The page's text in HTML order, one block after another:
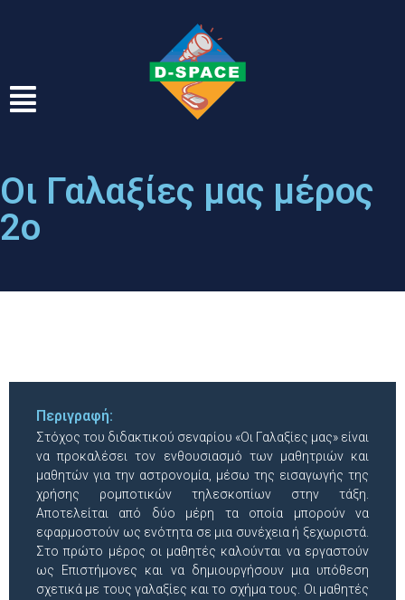
Οι Γαλαξίες μας μέρος
2ο
Περιγραφή:
Στόχος του διδακτικού σεναρίου «Οι Γαλαξίες μας» είναι
να προκαλέσει τον ενθουσιασμό των μαθητριών και
μαθητών για την αστρονομία, μέσω της εισαγωγής της
χρήσης ρομποτικών τηλεσκοπίων στην τάξη.
Αποτελείται από δύο μέρη τα οποία μπορούν να
εφαρμοστούν ως ενότητα σε μια συνέχεια ή ξεχωριστά.
Στο πρώτο μέρος οι μαθητές καλούνται να εργαστούν
ως Επιστήμονες και να δημιουργήσουν μια υπόθεση
σχετικά με τους γαλαξίες και το σχήμα τους. Οι μαθητές